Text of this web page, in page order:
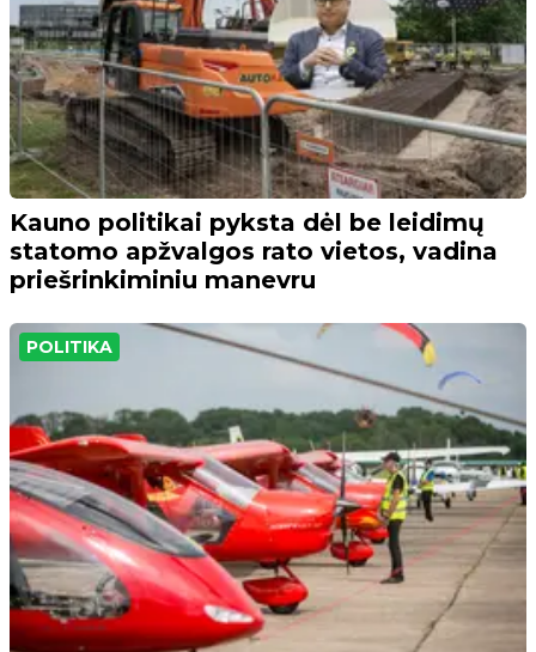
Kauno politikai pyksta dėl be leidimų
statomo apžvalgos rato vietos, vadina
priešrinkiminiu manevru
POLITIKA